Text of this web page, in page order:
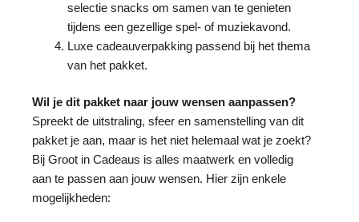
selectie snacks om samen van te genieten
tijdens een gezellige spel- of muziekavond.
Luxe cadeauverpakking passend bij het thema
van het pakket.
Wil je dit pakket naar jouw wensen aanpassen?
Spreekt de uitstraling, sfeer en samenstelling van dit
pakket je aan, maar is het niet helemaal wat je zoekt?
Bij Groot in Cadeaus is alles maatwerk en volledig
aan te passen aan jouw wensen. Hier zijn enkele
mogelijkheden: